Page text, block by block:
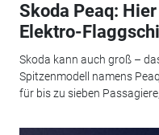
Skoda Peaq:
Elektro-
Skoda kann auch groß –
Spitzenmodell namens
für bis zu sieben